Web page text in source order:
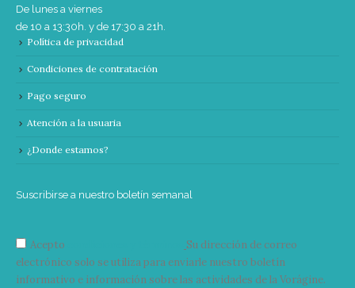
De lunes a viernes
de 10 a 13:30h. y de 17:30 a 21h.
Política de privacidad
Condiciones de contratación
Pago seguro
Atención a la usuaria
¿Donde estamos?
Suscribirse a nuestro boletín semanal
Acepto
Su dirección de correo
electrónico solo se utiliza para enviarle nuestro boletín
informativo e información sobre las actividades de la Vorágine.